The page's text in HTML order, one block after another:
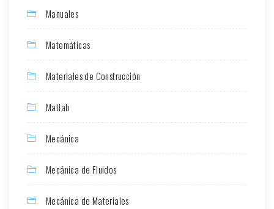
Manuales
Matemáticas
Materiales de Construcción
Matlab
Mecánica
Mecánica de Fluidos
Mecánica de Materiales